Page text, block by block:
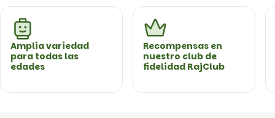
Amplia variedad
para todas las
edades
Recompensas en
nuestro club de
fidelidad RajClub